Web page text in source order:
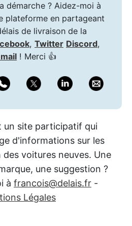
démarche ? Aidez-moi à
plateforme en partageant
de livraison de la
, Twitter Discord,
! Merci 👍
un site participatif qui
d'informations sur les
des voitures neuves. Une
une suggestion ?
à francois@delais.fr -
Légales